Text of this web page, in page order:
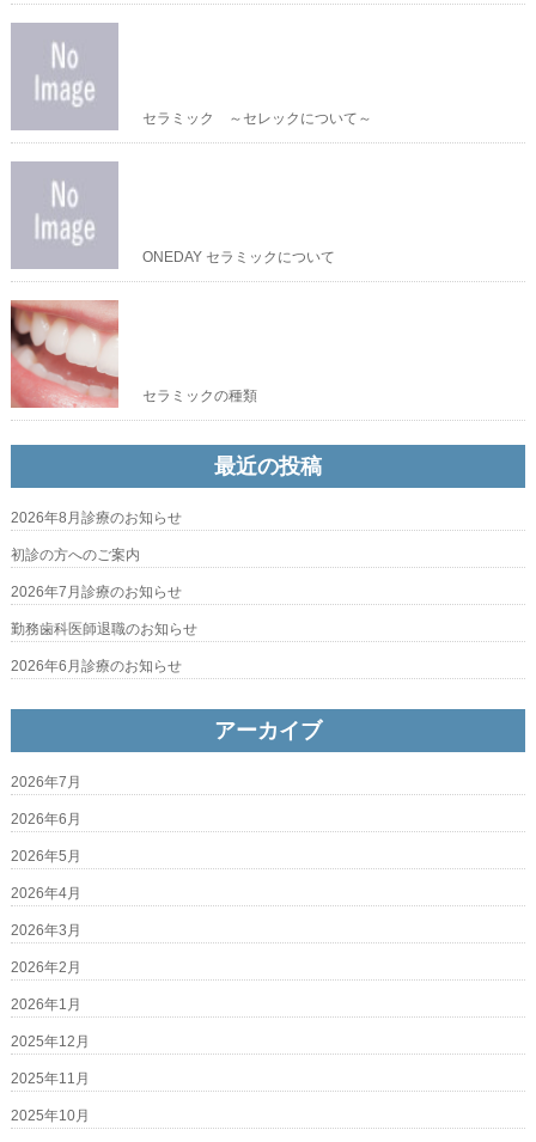
セラミック ～セレックについて～
ONEDAY セラミックについて
セラミックの種類
最近の投稿
2026年8月診療のお知らせ
初診の方へのご案内
2026年7月診療のお知らせ
勤務歯科医師退職のお知らせ
2026年6月診療のお知らせ
アーカイブ
2026年7月
2026年6月
2026年5月
2026年4月
2026年3月
2026年2月
2026年1月
2025年12月
2025年11月
2025年10月